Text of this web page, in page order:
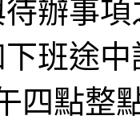
辦事
班途
四點整